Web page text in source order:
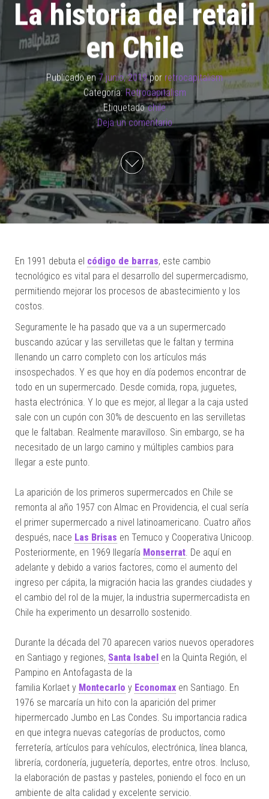
La historia del retail
en Chile
Publicado en 7 junio, 2019por retrocapitalism
Categoría: Retrocapitalism
Etiquetado chile
Deja un comentario
En 1991 debuta el código de barras, este cambio
tecnológico es vital para el desarrollo del supermercadismo,
permitiendo mejorar los procesos de abastecimiento y los
costos.
Seguramente le ha pasado que va a un supermercado
buscando azúcar y las servilletas que le faltan y termina
llenando un carro completo con los artículos más
insospechados. Y es que hoy en día podemos encontrar de
todo en un supermercado. Desde comida, ropa, juguetes,
hasta electrónica. Y lo que es mejor, al llegar a la caja usted
sale con un cupón con 30% de descuento en las servilletas
que le faltaban. Realmente maravilloso. Sin embargo, se ha
necesitado de un largo camino y múltiples cambios para
llegar a este punto.
La aparición de los primeros supermercados en Chile se
remonta al año 1957 con Almac en Providencia, el cual sería
el primer supermercado a nivel latinoamericano. Cuatro años
después, nace Las Brisas en Temuco y Cooperativa Unicoop.
Posteriormente, en 1969 llegaría Monserrat. De aquí en
adelante y debido a varios factores, como el aumento del
ingreso per cápita, la migración hacia las grandes ciudades y
el cambio del rol de la mujer, la industria supermercadista en
Chile ha experimento un desarrollo sostenido.
Durante la década del 70 aparecen varios nuevos operadores
en Santiago y regiones, Santa Isabel en la Quinta Región, el
Pampino en Antofagasta de la
familia Korlaet y Montecarlo y Economax en Santiago. En
1976 se marcaría un hito con la aparición del primer
hipermercado Jumbo en Las Condes. Su importancia radica
en que integra nuevas categorías de productos, como
ferretería, artículos para vehículos, electrónica, línea blanca,
librería, cordonería, juguetería, deportes, entre otros. Incluso,
la elaboración de pastas y pasteles, poniendo el foco en un
ambiente de alta calidad y excelente servicio.